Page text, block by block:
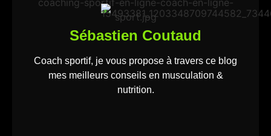
Sébastien Coutaud
Coach sportif, je vous propose à travers ce blog
mes meilleurs conseils en musculation &
nutrition.